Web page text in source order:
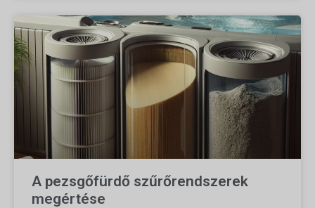
A pezsgőfürdő szűrőrendszerek
megértése